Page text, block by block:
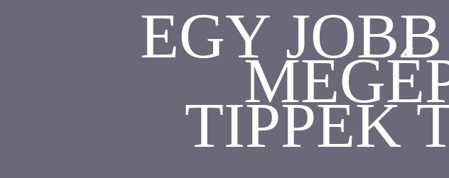
EGY
TIPPEK